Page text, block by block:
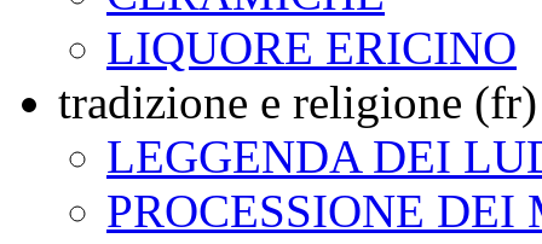
LIQUORE ERICINO
tradizione e religione (fr)
LEGGENDA DEI
PROCESSIONE DEI